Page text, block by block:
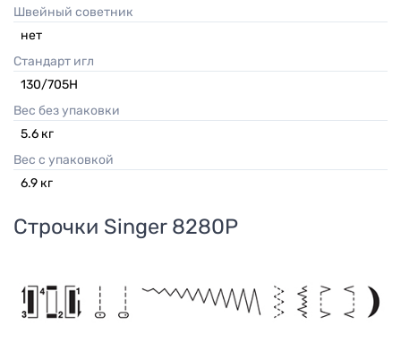
Швейный советник
нет
Стандарт игл
130/705H
Вес без упаковки
5.6 кг
Вес с упаковкой
6.9 кг
Строчки Singer 8280P